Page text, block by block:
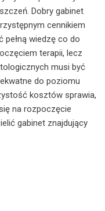
Dobry gabinet
cennikiem
pełną wiedzę co do
terapii, lecz
musi być
do poziomu
kosztów sprawia,
na rozpoczęcie
gabinet znajdujący